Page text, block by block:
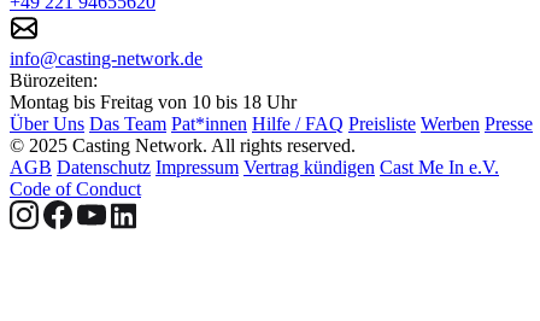
info@casting-network.de
Bürozeiten:
Montag bis Freitag von 10 bis 18 Uhr
Über Uns Das Team Pat*innen Hilfe / FAQ Preisliste Werben Presse
© 2025 Casting Network. All rights reserved.
AGB Datenschutz Impressum Vertrag kündigen Cast Me In e.V.
Code of Conduct